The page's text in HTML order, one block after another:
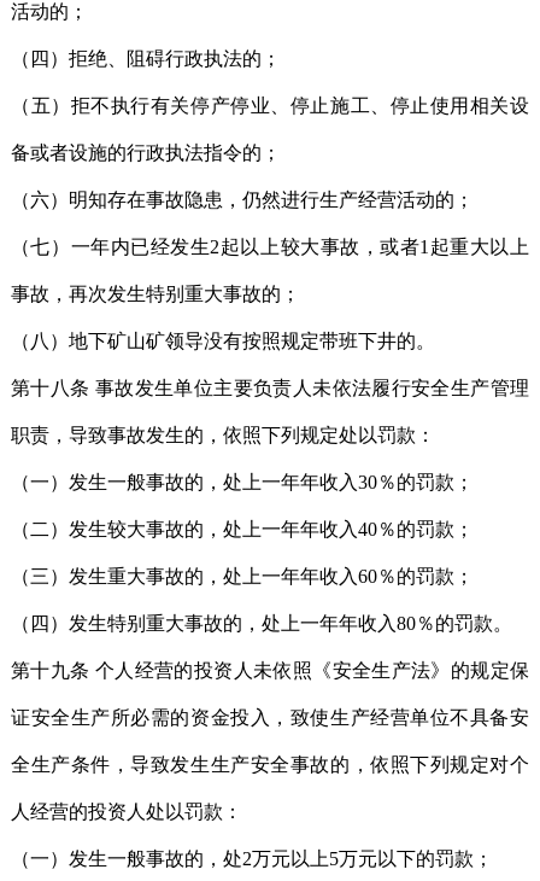
活动的；
（四）拒绝、阻碍行政执法的；
（五）拒不执行有关停产停业、停止施工、停止使用相关设
备或者设施的行政执法指令的；
（六）明知存在事故隐患，仍然进行生产经营活动的；
（七）一年内已经发生2起以上较大事故，或者1起重大以上
事故，再次发生特别重大事故的；
（八）地下矿山矿领导没有按照规定带班下井的。
第十八条 事故发生单位主要负责人未依法履行安全生产管理
职责，导致事故发生的，依照下列规定处以罚款：
（一）发生一般事故的，处上一年年收入30％的罚款；
（二）发生较大事故的，处上一年年收入40％的罚款；
（三）发生重大事故的，处上一年年收入60％的罚款；
（四）发生特别重大事故的，处上一年年收入80％的罚款。
第十九条 个人经营的投资人未依照《安全生产法》的规定保
证安全生产所必需的资金投入，致使生产经营单位不具备安
全生产条件，导致发生生产安全事故的，依照下列规定对个
人经营的投资人处以罚款：
（一）发生一般事故的，处2万元以上5万元以下的罚款；